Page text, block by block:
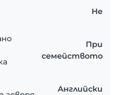
Не
При
семейството
Английски